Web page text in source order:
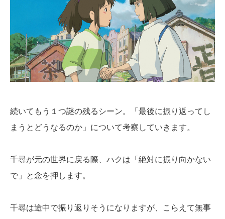
続いてもう１つ謎の残るシーン。「最後に振り返ってし
まうとどうなるのか」について考察していきます。
千尋が元の世界に戻る際、ハクは「絶対に振り向かない
で」と念を押します。
千尋は途中で振り返りそうになりますが、こらえて無事